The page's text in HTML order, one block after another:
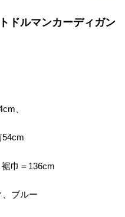
ドルマンカーディガン
、
＝136cm
ブルー